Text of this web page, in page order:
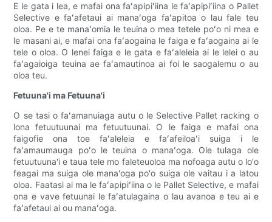
E le gata i lea, e mafai ona faʻapipiʻiina le faʻapipiʻiina o Pallet
Selective e faʻafetaui ai manaʻoga faʻapitoa o lau fale teu
oloa. Pe e te manaʻomia le teuina o mea tetele poʻo ni mea e
le masani ai, e mafai ona faʻaogaina le faiga e faʻaogaina ai le
tele o oloa. O lenei faiga e le gata e faʻaleleia ai le lelei o au
faʻagaioiga teuina ae faʻamautinoa ai foi le saogalemu o au
oloa teu.
Fetuuna'i ma Fetuuna'i
O se tasi o faʻamanuiaga autu o le Selective Pallet racking o
lona fetuutuunai ma fetuutuunai. O le faiga e mafai ona
faigofie ona toe faʻaleleia e faʻafeiloaʻi suiga i le
faʻamaumauga poʻo le teuina o manaʻoga. Ole tulaga ole
fetuutuuna'i e taua tele mo faleteuoloa ma nofoaga autu o lo'o
feagai ma suiga ole mana'oga po'o suiga ole vaitau i a latou
oloa. Faatasi ai ma le faʻapipiʻiina o le Pallet Selective, e mafai
ona e vave fetuunai le faʻatulagaina o lau avanoa e teu ai e
faʻafetaui ai ou manaʻoga.